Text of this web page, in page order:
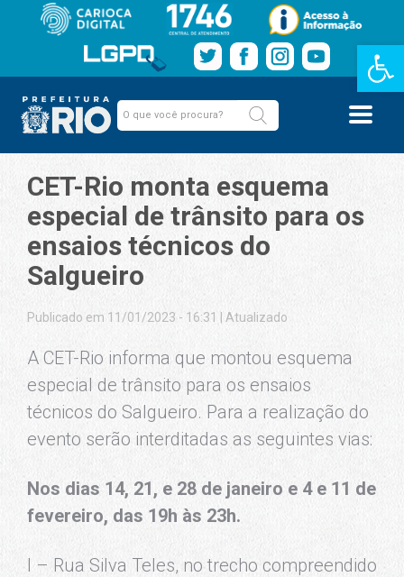
Barra de
CET-Rio monta esquema
especial de trânsito para os
ensaios técnicos do
Salgueiro
Publicado em 11/01/2023 - 16:31 Atualizado
A CET-Rio informa que montou esquema
especial de trânsito para os ensaios
técnicos do Salgueiro. Para a realização do
evento serão interditadas as seguintes vias:
Nos dias 14, 21, e 28 de janeiro e 4 e 11 de
fevereiro, das 19h às 23h.
I – Rua Silva Teles, no trecho compreendido